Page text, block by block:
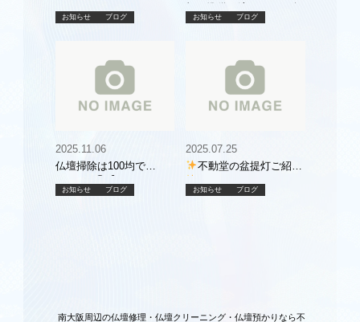
お知らせ ブログ
灯と準備の流れをご紹介
お知らせ ブログ
仏壇掃除は100均で
編】安く・簡単にできる
2025.11.06
お知らせ ブログ
不動堂の盆提灯ご紹介
2025.07.25
お知らせ ブログ
南大阪周辺の仏壇修理・仏壇クリーニング・仏壇預かりなら不